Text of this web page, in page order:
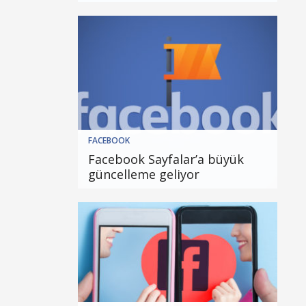
FACEBOOK
Facebook Sayfalar’a büyük
güncelleme geliyor